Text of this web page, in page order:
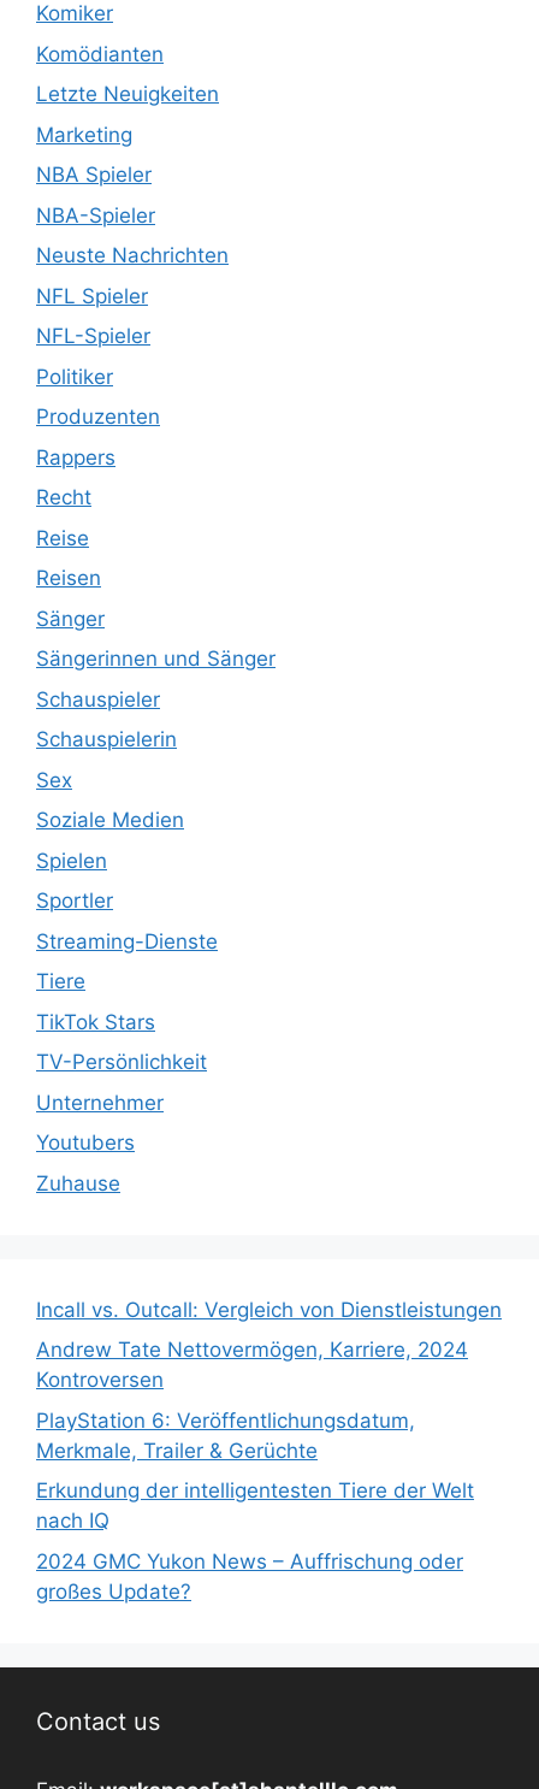
Komiker
Komödianten
Letzte Neuigkeiten
Marketing
NBA Spieler
NBA-Spieler
Neuste Nachrichten
NFL Spieler
NFL-Spieler
Politiker
Produzenten
Rappers
Recht
Reise
Reisen
Sänger
Sängerinnen und Sänger
Schauspieler
Schauspielerin
Sex
Soziale Medien
Spielen
Sportler
Streaming-Dienste
Tiere
TikTok Stars
TV-Persönlichkeit
Unternehmer
Youtubers
Zuhause
Incall vs. Outcall: Vergleich von Dienstleistungen
Andrew Tate Nettovermögen, Karriere, 2024
Kontroversen
PlayStation 6: Veröffentlichungsdatum,
Merkmale, Trailer & Gerüchte
Erkundung der intelligentesten Tiere der Welt
nach IQ
2024 GMC Yukon News – Auffrischung oder
großes Update?
Contact us